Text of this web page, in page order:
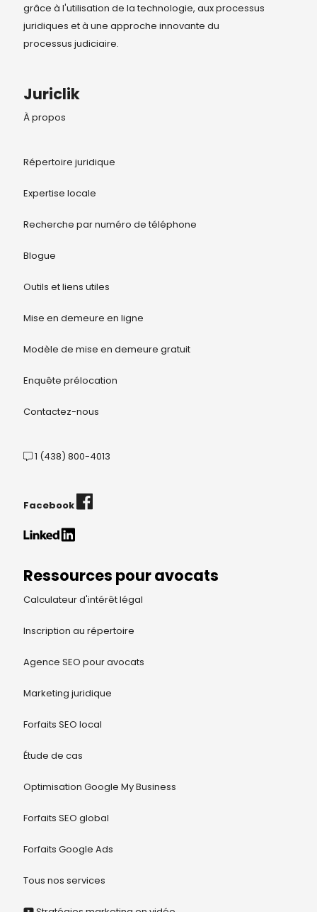
grâce à l'utilisation de la technologie, aux processus
juridiques et à une approche innovante du
processus judiciaire.
Juriclik
À propos
Répertoire juridique
Expertise locale
Recherche par numéro de téléphone
Blogue
Outils et liens utiles
Mise en demeure en ligne
Modèle de mise en demeure gratuit
Enquête prélocation
Contactez-nous
1 (438) 800-4013
Facebook
Ressources pour avocats
Calculateur d'intérêt légal
Inscription au répertoire
Agence SEO pour avocats
Marketing juridique
Forfaits SEO local
Étude de cas
Optimisation Google My Business
Forfaits SEO global
Forfaits Google Ads
Tous nos services